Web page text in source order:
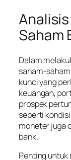
Saham
Dalam
saham-
kunci yang
keuangan,
prospek
seperti
moneter juga
bank.
Penting